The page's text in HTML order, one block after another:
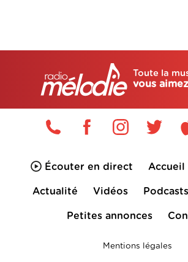
Toute la
vous
Écouter en direct Accueil
Actualité Vidéos Podcasts
Petites annonces
Mentions légales